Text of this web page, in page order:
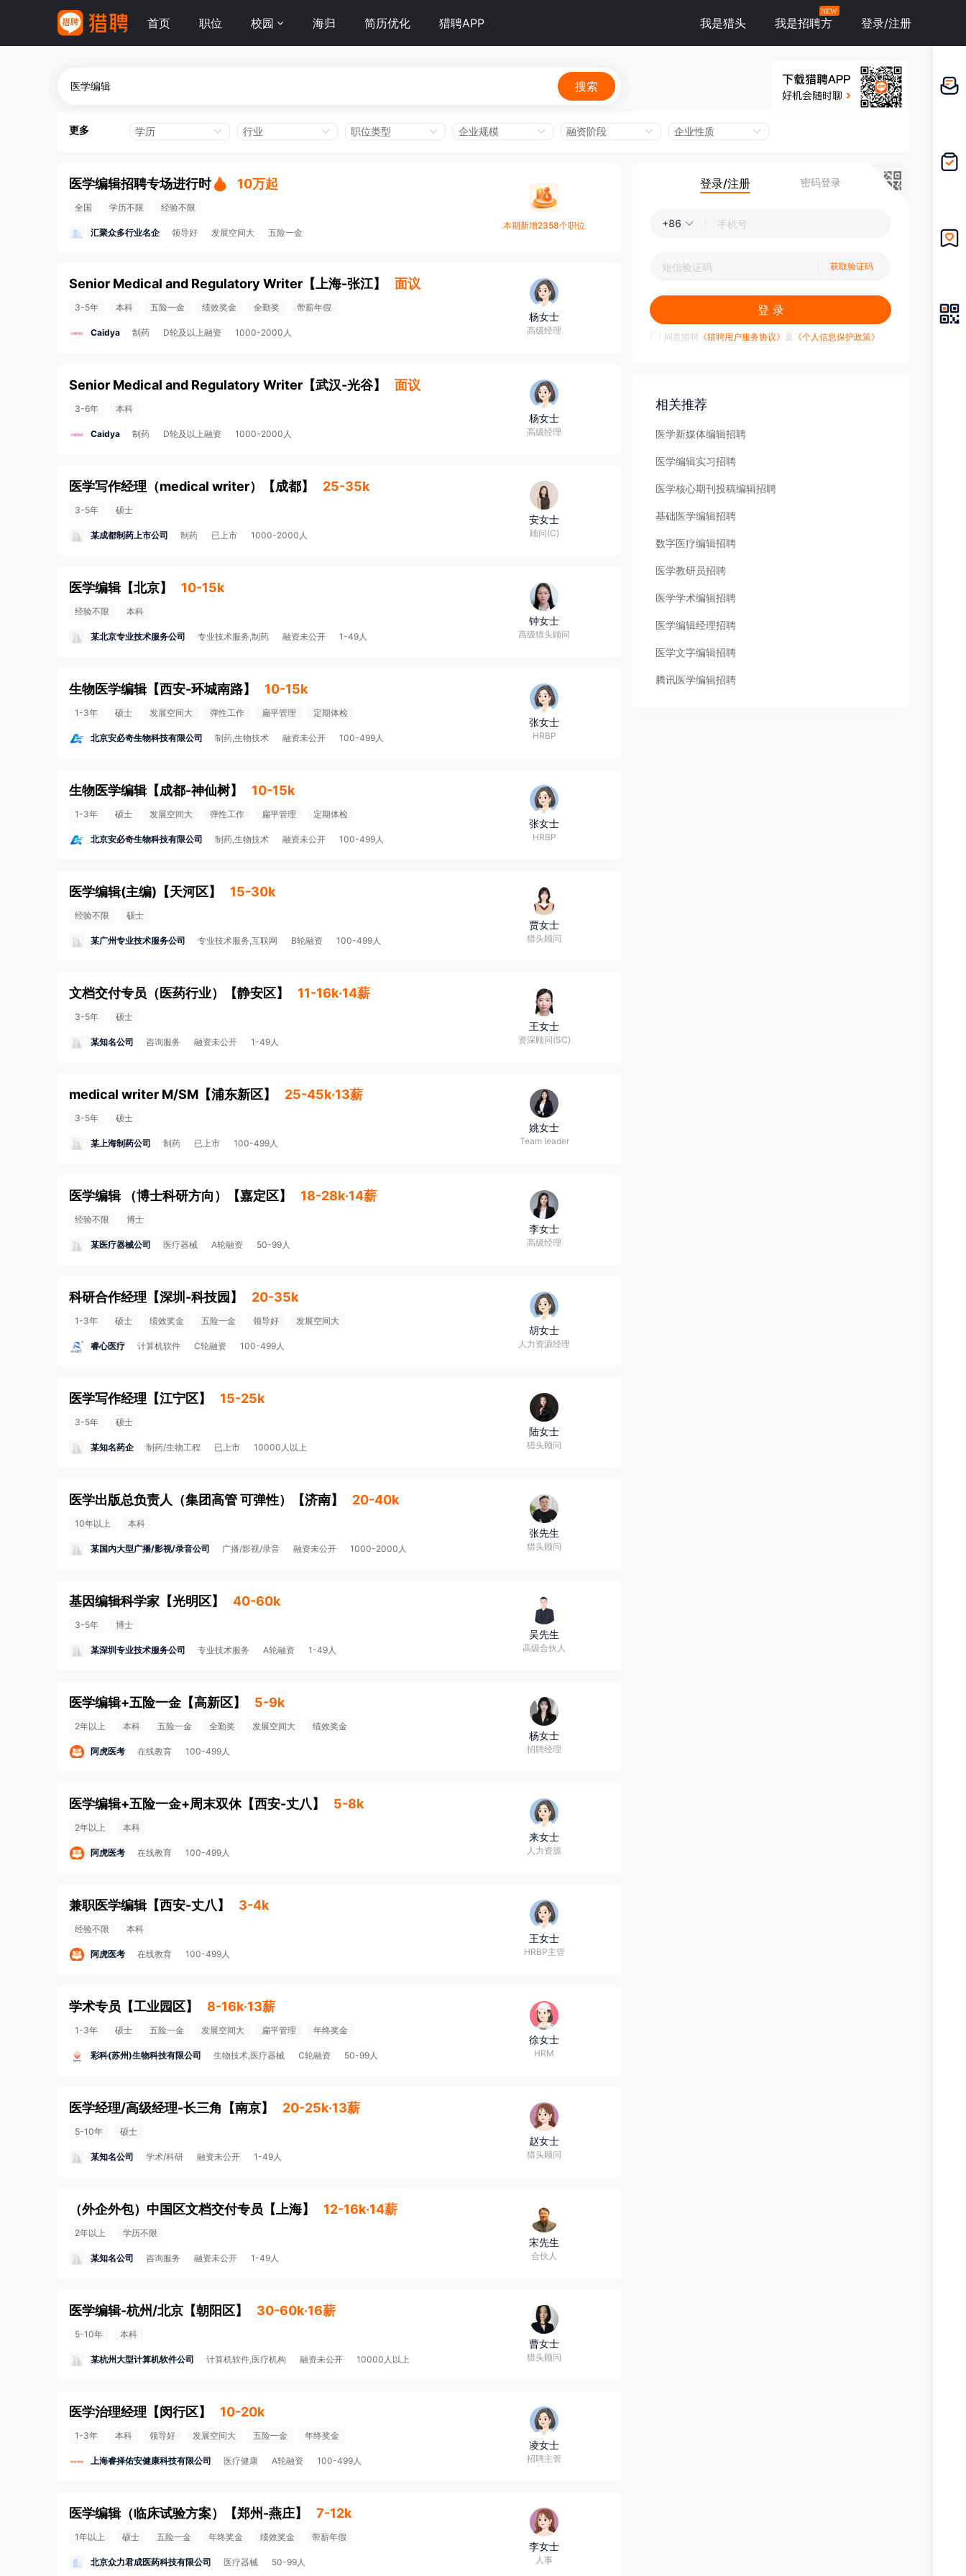
首页 职位 校园 海归 简历优化 猎聘APP 我是猎头 我是招聘方
NEW
登录/注册
搜索
更多 学历 行业 职位类型 企业规模 融资阶段 企业性质
医学编辑招聘专场进行时 10万起
全国 学历不限 经验不限
汇聚众多行业名企 领导好 发展空间大 五险一金
本期新增2358个职位
Senior Medical and Regulatory Writer 【 上海-张江】 面议
3-5年 本科 五险一金 绩效奖金 全勤奖 带薪年假
Caidya 制药 D轮及以上融资 1000-2000人
杨女士
高级经理
Senior Medical and Regulatory Writer 【武汉-光谷】 面议
3-6年 本科
Caidya 制药 D轮及以上融资 1000-2000人
杨女士
高级经理
医学写作经理（medical writer） 【成都】 25-35k
3-5年 硕士
某成都制药上市公司 制药 已上市 1000-2000人
安女士
顾问(C)
医学编辑 【北京】 10-15k
经验不限 本科
某北京专业技术服务公司 专业技术服务,制药 融资未公开 1-49人
钟女士
高级猎头顾问
生物医学编辑 【西安-环城南路】 10-15k
1-3年 硕士 发展空间大 弹性工作 扁平管理 定期体检
北京安必奇生物科技有限公司 制药,生物技术 融资未公开 100-499人
张女士
HRBP
生物医学编辑 【成都-神仙树】 10-15k
1-3年 硕士 发展空间大 弹性工作 扁平管理 定期体检
北京安必奇生物科技有限公司 制药,生物技术 融资未公开 100-499人
张女士
HRBP
医学编辑(主编) 【天河区】 15-30k
经验不限 硕士
某广州专业技术服务公司 专业技术服务,互联网 B轮融资 100-499人
贾女士
猎头顾问
文档交付专员（医药行业） 【静安区】 11-16k·14薪
3-5年 硕士
某知名公司 咨询服务 融资未公开 1-49人
王女士
资深顾问(SC)
medical writer M/SM 【浦东新区】 25-45k·13薪
3-5年 硕士
某上海制药公司 制药 已上市 100-499人
姚女士
Team leader
医学编辑 （博士科研方向） 【嘉定区】 18-28k·14薪
经验不限 博士
某医疗器械公司 医疗器械 A轮融资 50-99人
李女士
高级经理
科研合作经理 【深圳-科技园 】 20-35k
1-3年 硕士 绩效奖金 五险一金 领导好 发展空间大
睿心医疗 计算机软件 C轮融资 100-499人
胡女士
人力资源经理
医学写作经理 【江宁区】 15-25k
3-5年 硕士
某知名药企 制药/生物工程 已上市 10000人以上
陆女士
猎头顾问
医学出版总负责人（集团高管 可弹性） 【济南】 20-40k
10年以上 本科
某国内大型广播/影视/录音公司 广播/影视/录音 融资未公开 1000-2000人
张先生
猎头顾问
基因编辑科学家 【光明区】 40-60k
3-5年 博士
某深圳专业技术服务公司 专业技术服务 A轮融资 1-49人
吴先生
高级合伙人
医学编辑+五险一金 【高新区】 5-9k
2年以上 本科 五险一金 全勤奖 发展空间大 绩效奖金
阿虎医考 在线教育 100-499人
杨女士
招聘经理
医学编辑+五险一金+周末双休 【西安-丈八 】 5-8k
2年以上 本科
阿虎医考 在线教育 100-499人
来女士
人力资源
兼职医学编辑 【西安-丈八 】 3-4k
经验不限 本科
阿虎医考 在线教育 100-499人
王女士
HRBP主管
学术专员 【工业园区】 8-16k·13薪
1-3年 硕士 五险一金 发展空间大 扁平管理 年终奖金
彩科(苏州)生物科技有限公司 生物技术,医疗器械 C轮融资 50-99人
徐女士
HRM
医学经理/高级经理-长三角 【南京】 20-25k·13薪
5-10年 硕士
某知名公司 学术/科研 融资未公开 1-49人
赵女士
猎头顾问
（外企外包）中国区文档交付专员 【 上海】 12-16k·14薪
2年以上 学历不限
某知名公司 咨询服务 融资未公开 1-49人
宋先生
合伙人
医学编辑-杭州/北京 【朝阳区】 30-60k·16薪
5-10年 本科
某杭州大型计算机软件公司 计算机软件,医疗机构 融资未公开 10000人以上
曹女士
猎头顾问
医学治理经理 【闵行区】 10-20k
1-3年 本科 领导好 发展空间大 五险一金 年终奖金
上海睿择佑安健康科技有限公司 医疗健康 A轮融资 100-499人
凌女士
招聘主管
医学编辑（临床试验方案） 【郑州-燕庄】 7-12k
1年以上 硕士 五险一金 年终奖金 绩效奖金 带薪年假
北京众力君成医药科技有限公司 医疗器械 50-99人
李女士
人事
登录/注册 密码登录
+86
获取验证码
登 录
同意猎聘 《猎聘用户服务协议》 及 《个人信息保护政策》
相关推荐
医学新媒体编辑招聘
医学编辑实习招聘
医学核心期刊投稿编辑招聘
基础医学编辑招聘
数字医疗编辑招聘
医学教研员招聘
医学学术编辑招聘
医学编辑经理招聘
医学文字编辑招聘
腾讯医学编辑招聘